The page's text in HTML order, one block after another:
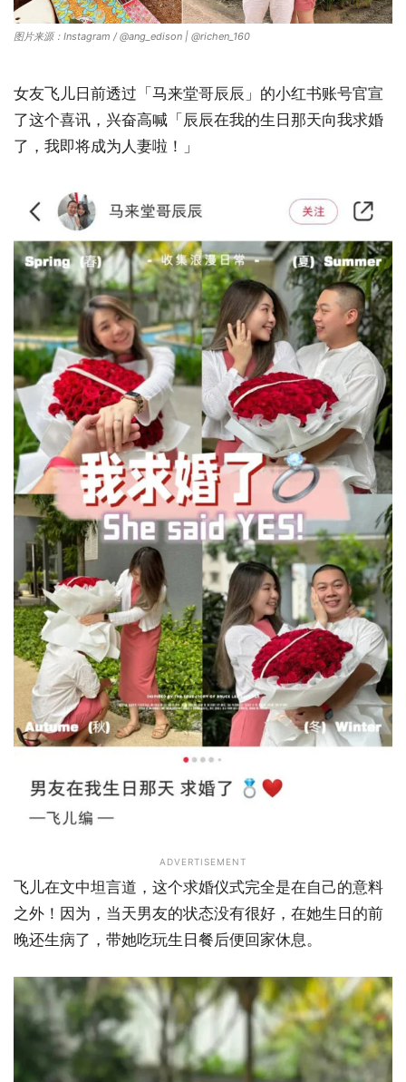
图片来源：Instagram / @ang_edison | @richen_160
女友飞儿日前透过「马来堂哥辰辰」的小红书账号官宣
了这个喜讯，兴奋高喊「辰辰在我的生日那天向我求婚
了，我即将成为人妻啦！」
ADVERTISEMENT
飞儿在文中坦言道，这个求婚仪式完全是在自己的意料
之外！因为，当天男友的状态没有很好，在她生日的前
晚还生病了，带她吃玩生日餐后便回家休息。